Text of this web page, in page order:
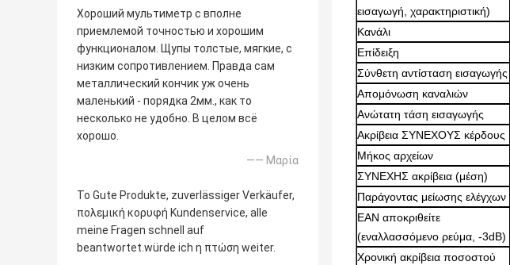
Хороший мультиметр с вполне
приемлемой точностью и хорошим
функционалом. Щупы толстые, мягкие, с
низким сопротивлением. Правда сам
металлический кончик уж очень
маленький - порядка 2мм., как то
несколько не удобно. В целом всё
хорошо.
—— Μαρία
Το Gute Produkte, zuverlässiger Verkäufer,
πολεμική κορυφή Kundenservice, alle
meine Fragen schnell auf
beantwortet.würde ich η πτώση weiter.
εισαγωγή, χαρακτηριστική)
Κανάλι
Επίδειξη
Σύνθετη αντίσταση εισαγωγής
Απομόνωση καναλιών
Ανώτατη τάση εισαγωγής
Ακρίβεια ΣΥΝΕΧΟΥΣ κέρδους
Μήκος αρχείων
ΣΥΝΕΧΗΣ ακρίβεια (μέση)
Παράγοντας μείωσης ελέγχων
ΕΑΝ αποκριθείτε
(εναλλασσόμενο ρεύμα, -3dB)
Χρονική ακρίβεια ποσοστού